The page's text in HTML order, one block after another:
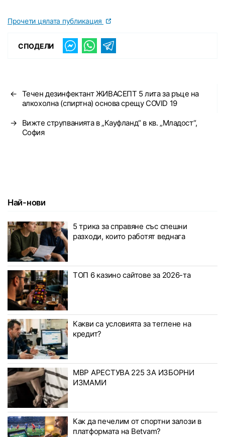
Прочети цялата публикация
СПОДЕЛИ
← Течен дезинфектант ЖИВАСЕПТ 5 лита за ръце на
алкохолна (спиртна) основа срещу COVID 19
→
Вижте струпванията в „Кауфланд“ в кв. „Младост“,
София
Най-нови
5 трика за справяне със спешни
разходи, които работят веднага
ТОП 6 казино сайтове за 2026-та
Какви са условията за теглене на
кредит?
МВР АРЕСТУВА 225 ЗА ИЗБОРНИ
ИЗМАМИ
Как да печелим от спортни залози в
платформата на Betvam?